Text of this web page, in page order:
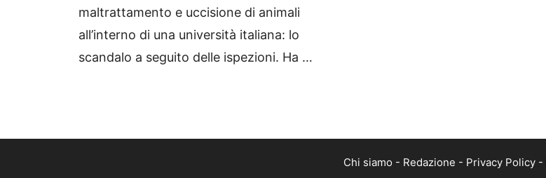
maltrattamento e uccisione di animali
all’interno di una università italiana: lo
scandalo a seguito delle ispezioni. Ha …
Chi siamo - Redazione - Privacy Policy -